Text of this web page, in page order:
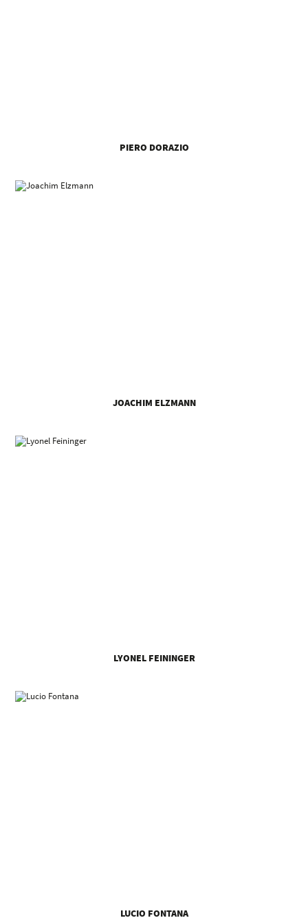
PIERO DORAZIO
JOACHIM ELZMANN
LYONEL FEININGER
LUCIO FONTANA